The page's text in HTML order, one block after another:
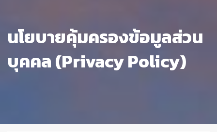
นโยบายคุ้มครองข้อมูลส่วน
บุคคล (Privacy Policy)